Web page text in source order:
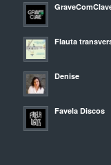
Flauta
Denise
Favela Discos